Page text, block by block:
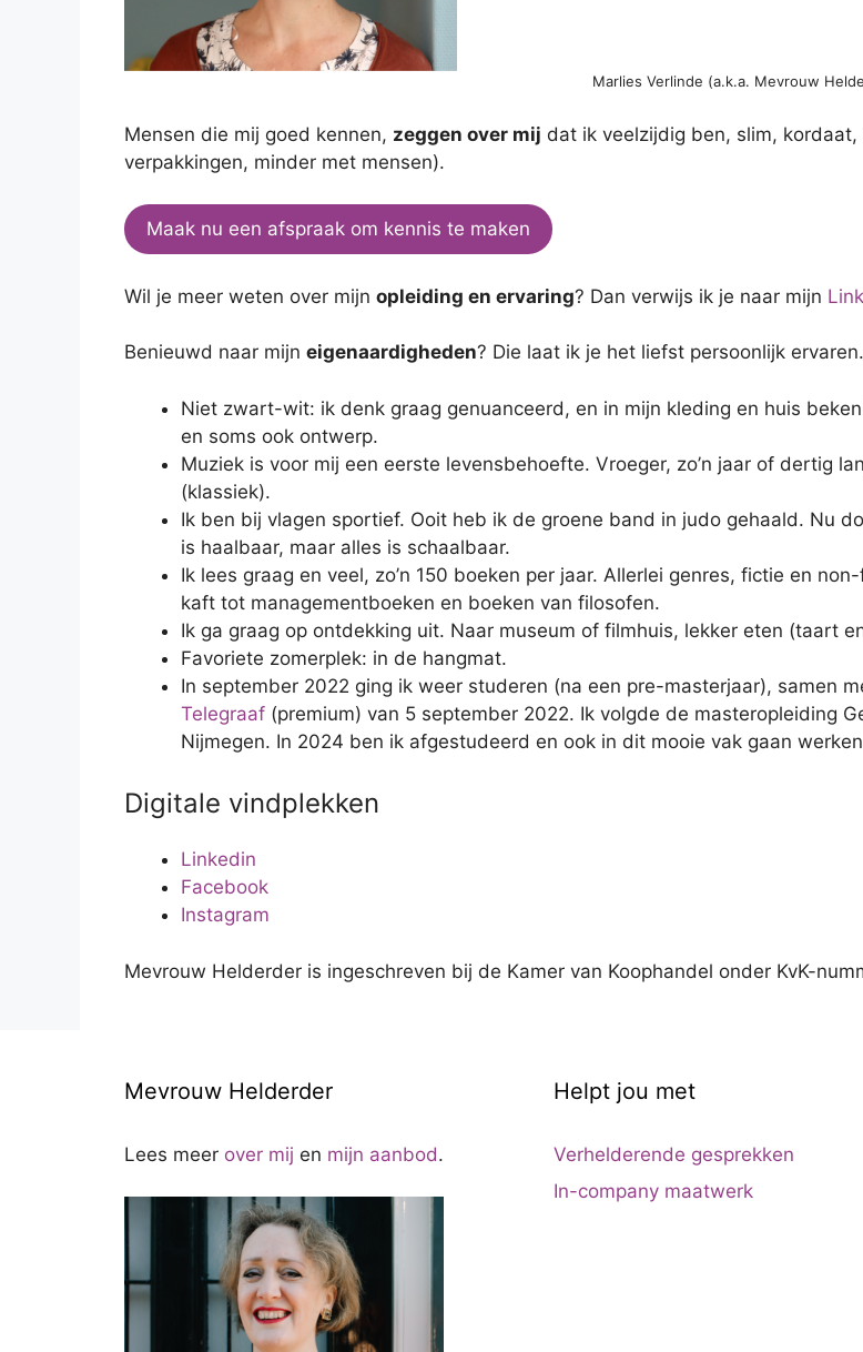
Marlies Verlinde (a.k.a. Mevrouw
Mensen die mij goed kennen, zeggen over mij dat ik veelzijdig ben, slim,
verpakkingen, minder met mensen).
Maak nu een afspraak om kennis te maken
Wil je meer weten over mijn opleiding en ervaring? Dan verwijs ik je naar mijn
Benieuwd naar mijn eigenaardigheden? Die laat ik je het liefst persoonlijk
Niet zwart-wit: ik denk graag genuanceerd, en in mijn kleding en huis
en soms ook ontwerp.
Muziek is voor mij een eerste levensbehoefte. Vroeger, zo’n jaar of dertig
(klassiek).
Ik ben bij vlagen sportief. Ooit heb ik de groene band in judo gehaald. Nu
is haalbaar, maar alles is schaalbaar.
Ik lees graag en veel, zo’n 150 boeken per jaar. Allerlei genres, fictie en
kaft tot managementboeken en boeken van filosofen.
Ik ga graag op ontdekking uit. Naar museum of filmhuis, lekker eten (taart
Favoriete zomerplek: in de hangmat.
In september 2022 ging ik weer studeren (na een pre-masterjaar), samen
Telegraaf (premium) van 5 september 2022. Ik volgde de masteropleiding
Nijmegen. In 2024 ben ik afgestudeerd en ook in dit mooie vak gaan
Digitale vindplekken
Linkedin
Facebook
Instagram
Mevrouw Helderder is ingeschreven bij de Kamer van Koophandel onder KvK-
Mevrouw Helderder
Lees meer over mij en mijn aanbod.
Helpt jou met
Verhelderende gesprekken
In-company maatwerk